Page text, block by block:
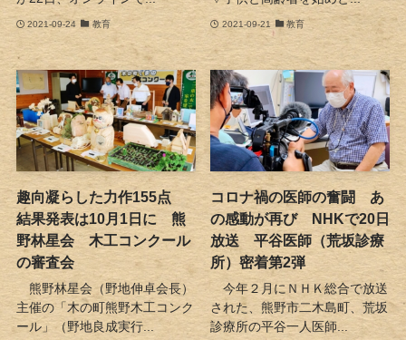
2021-09-24 教育 2021-09-21 教育
趣向凝らした力作155点
結果発表は10月1日に 熊
野林星会 木工コンクール
の審査会
熊野林星会（野地伸卓会長）
主催の「木の町熊野木工コンク
ール」（野地良成実行...
コロナ禍の医師の奮闘 あ
の感動が再び NHKで20日
放送 平谷医師（荒坂診療
所）密着第2弾
今年２月にＮＨＫ総合で放送
された、熊野市二木島町、荒坂
診療所の平谷一人医師...